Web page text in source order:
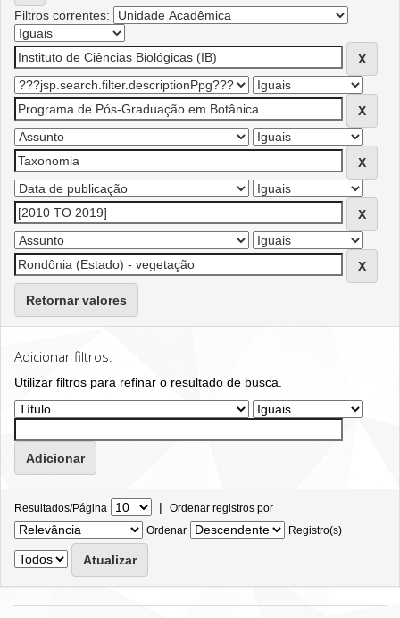
Filtros correntes:
Retornar valores
Adicionar filtros:
Utilizar filtros para refinar o resultado de busca.
Resultados/Página | Ordenar registros por
Ordenar
Registro(s)